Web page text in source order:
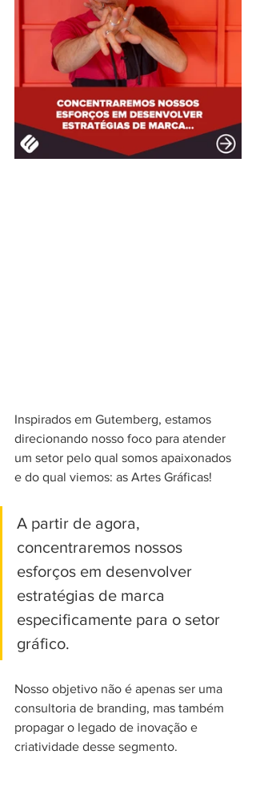
Inspirados em Gutemberg, estamos
direcionando nosso foco para atender
um setor pelo qual somos apaixonados
e do qual viemos: as Artes Gráficas!
A partir de agora,
concentraremos nossos
esforços em desenvolver
estratégias de marca
especificamente para o setor
gráfico.
Nosso objetivo não é apenas ser uma
consultoria de branding, mas também
propagar o legado de inovação e
criatividade desse segmento.